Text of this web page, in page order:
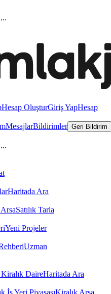
Hesap OluşturGiriş YapHesap
MesajlarBildirimler Geri Bildirim
Haritada Ara
ArsaSatılık Tarla
Yeni Projeler
Uzman
DaireHaritada Ara
İş Yeri PiyasasıKiralık Arsa